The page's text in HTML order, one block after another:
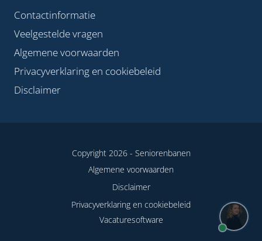
Contactinformatie
Veelgestelde vragen
Algemene voorwaarden
Privacyverklaring en cookiebeleid
Disclaimer
Copyright 2026 - Seniorenbanen
Algemene voorwaarden
Disclaimer
Privacyverklaring en cookiebeleid
Vacaturesoftware